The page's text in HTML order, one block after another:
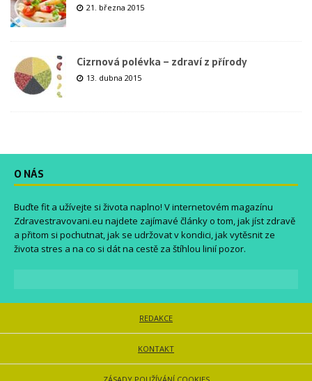
21. března 2015
Cizrnová polévka – zdraví z přírody
13. dubna 2015
O NÁS
Buďte fit a užívejte si života naplno! V internetovém magazínu
Zdravestravovani.eu najdete zajímavé články o tom, jak jíst zdravě
a přitom si pochutnat, jak se udržovat v kondici, jak vytěsnit ze
života stres a na co si dát na cestě za štíhlou linií pozor.
REDAKCE
KONTAKT